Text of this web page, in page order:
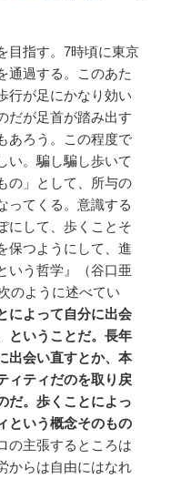
目指す。7時頃に東京
通過する。このあた
行が足にかなり効い
だが足首が踏み出す
あろう。この程度で
い。騙し騙し歩いて
の」として、所与の
ってくる。意識する
にして、歩くことそ
保つようにして、進
いう哲学』（谷口亜
のように述べてい
によって自分に出会
ということだ。長年
出会い直すとか、本
ィティだのを取り戻
だ。歩くことによっ
という概念そのもの
の主張するところは
からは自由にはなれ